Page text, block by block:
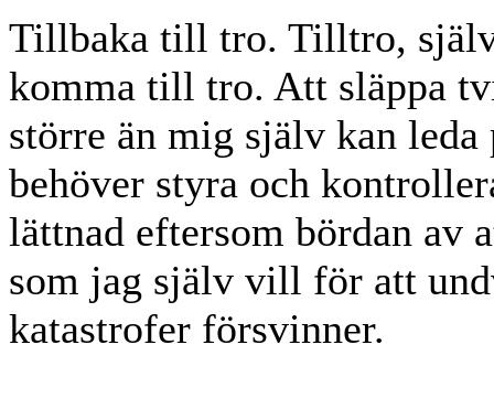
Tillbaka till tro. Tilltro,
komma till tro. Att släppa
större än mig själv kan
behöver styra och
lättnad eftersom bördan
som jag själv vill för att
katastrofer försvinner.